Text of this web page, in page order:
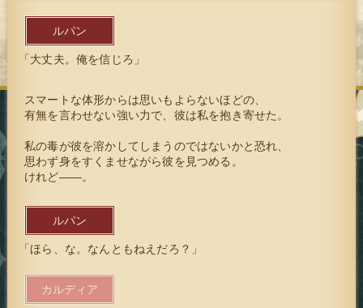
ルパン
「大丈夫。俺を信じろ」
スマートな体形からは思いもよらないほどの、
有無を言わせない強い力で、彼は私を抱き寄せた。
私の毒が彼を溶かしてしまうのではないかと恐れ、
思わず身をすくませながら彼を見つめる。
けれど――。
ルパン
「ほら、な。なんともねえだろ？」
カルディア